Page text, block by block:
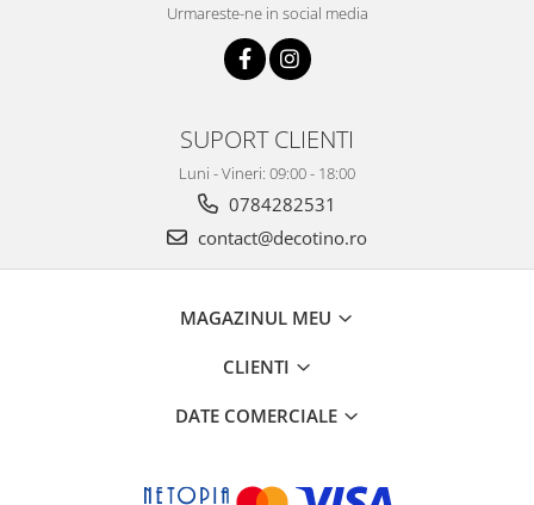
Urmareste-ne in social media
SUPORT CLIENTI
Luni - Vineri: 09:00 - 18:00
0784282531
contact@decotino.ro
MAGAZINUL MEU
CLIENTI
DATE COMERCIALE